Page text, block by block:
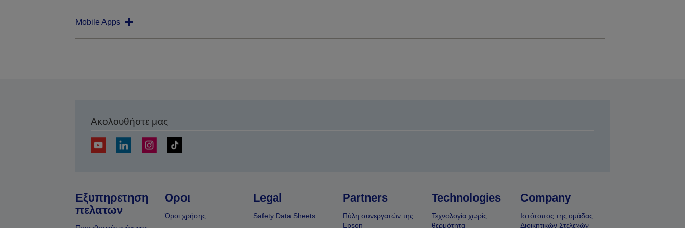
Mobile Apps
Ακολουθήστε μας
Εξυπηρετηση
πελατων
Οροι
Όροι χρήσης
Legal
Safety Data Sheets
Partners
Πύλη συνεργατών της
Epson
Technologies
Τεχνολογία χωρίς
θερμότητα
Company
Ιστότοπος της ομάδας
Διοικητικών Στελεχών